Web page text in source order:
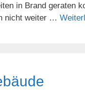
in Brand geraten
nicht weiter …